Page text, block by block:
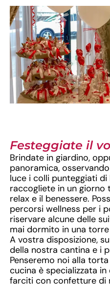
Festeggiate il
Brindate in giardino,
panoramica,
luce i colli punteggiati di
raccogliete in un
relax e il benessere.
percorsi wellness per i
riservare alcune delle
mai dormito in una
A vostra disposizione,
della nostra cantina e i
Penseremo noi alla
cucina è specializzata
farciti con confetture di